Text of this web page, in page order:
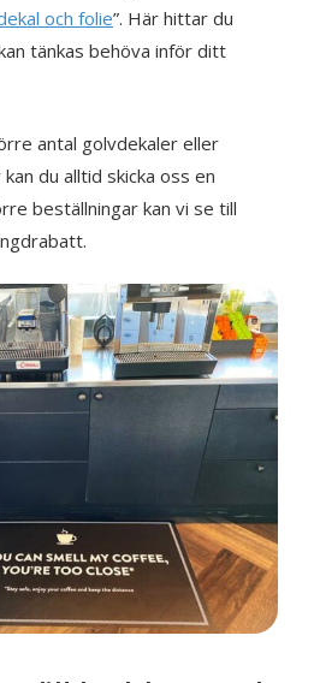
och folie”. Här hittar du
tänkas behöva inför ditt
antal golvdekaler eller
du alltid skicka oss en
beställningar kan vi se till